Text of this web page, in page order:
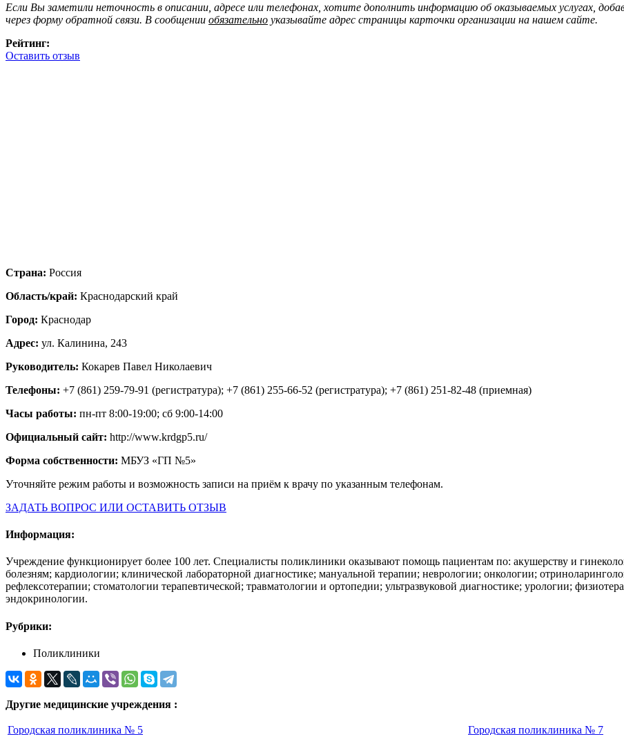
Если Вы заметили неточность в описании, адресе или телефонах, хотите дополнить информацию об оказываемых услугах,
через форму обратной связи. В сообщении обязательно указывайте адрес страницы карточки организации на нашем сайте.
Рейтинг:
Оставить отзыв
Страна: Россия
Область/край: Краснодарский край
Город: Краснодар
Адрес: ул. Калинина, 243
Руководитель: Кокарев Павел Николаевич
Телефоны: +7 (861) 259-79-91 (регистратура); +7 (861) 255-66-52 (регистратура); +7 (861) 251-82-48 (приемная)
Часы работы: пн-пт 8:00-19:00; сб 9:00-14:00
Официальный сайт: http://www.krdgp5.ru/
Форма собственности: МБУЗ «ГП №5»
Уточняйте режим работы и возможность записи на приём к врачу по указанным телефонам.
ЗАДАТЬ ВОПРОС ИЛИ ОСТАВИТЬ ОТЗЫВ
Информация:
Учреждение функционирует более 100 лет. Специалисты поликлиники оказывают помощь пациентам по: акушерству и
болезням; кардиологии; клинической лабораторной диагностике; мануальной терапии; неврологии; онкологии;
рефлексотерапии; стоматологии терапевтической; травматологии и ортопедии; ультразвуковой диагностике; урологии;
эндокринологии.
Рубрики:
Поликлиники
Другие медицинские учреждения :
Городская поликлиника № 5
Городская поликлиника № 7